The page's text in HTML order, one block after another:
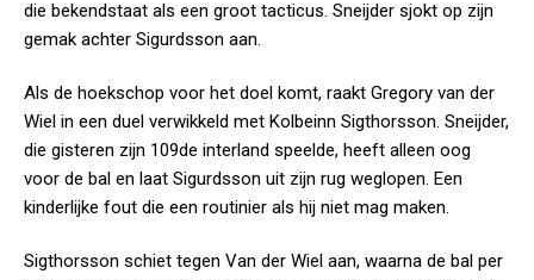
die bekendstaat als een groot tacticus. Sneijder sjokt op zijn
gemak achter Sigurdsson aan.
Als de hoekschop voor het doel komt, raakt Gregory van der
Wiel in een duel verwikkeld met Kolbeinn Sigthorsson. Sneijder,
die gisteren zijn 109de interland speelde, heeft alleen oog
voor de bal en laat Sigurdsson uit zijn rug weglopen. Een
kinderlijke fout die een routinier als hij niet mag maken.
Sigthorsson schiet tegen Van der Wiel aan, waarna de bal per